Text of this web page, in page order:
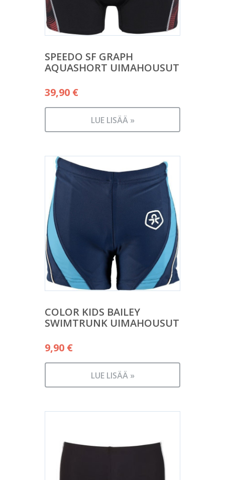
SPEEDO SF GRAPH
AQUASHORT UIMAHOUSUT
39,90 €
LUE LISÄÄ »
COLOR KIDS BAILEY
SWIMTRUNK UIMAHOUSUT
9,90 €
LUE LISÄÄ »